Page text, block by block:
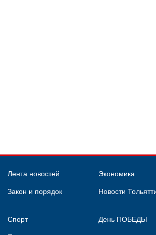
Лента новостей Экономика
Закон и порядок Новости
Спорт День ПОБЕДЫ